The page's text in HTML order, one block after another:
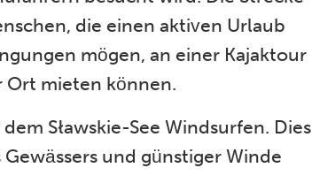
die einen aktiven Urlaub
mögen, an einer Kajaktour
Ort mieten können.
Sławskie-See Windsurfen. Dies
und günstiger Winde